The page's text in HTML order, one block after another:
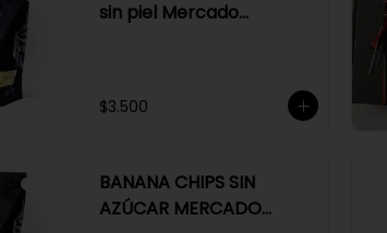
sin piel Mercado
$3.500
BANANA CHIPS SIN
AZÚCAR MERCADO